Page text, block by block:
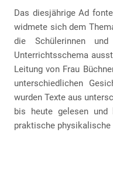
Das diesjährige Ad
widmete sich dem
die Schülerinnen
Unterrichtsschema
Leitung von Frau
unterschiedlichen
wurden Texte aus
bis heute gelesen und
praktische physikalische